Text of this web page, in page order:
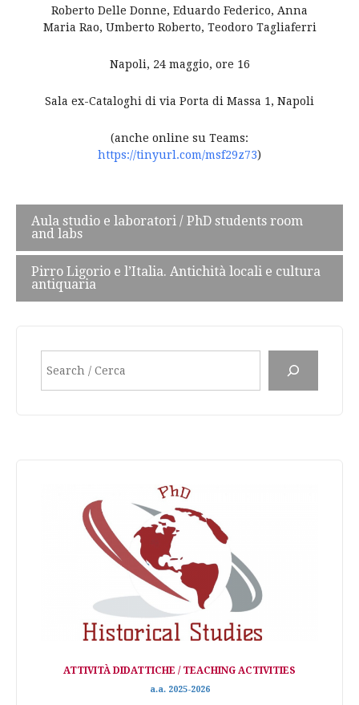
Roberto Delle Donne, Eduardo Federico, Anna
Maria Rao, Umberto Roberto, Teodoro Tagliaferri
Napoli, 24 maggio, ore 16
Sala ex-Cataloghi di via Porta di Massa 1, Napoli
(anche online su Teams:
https://tinyurl.com/msf29z73)
Post
navigation
Aula studio e laboratori / PhD students room
and labs
Pirro Ligorio e l’Italia. Antichità locali e cultura
antiquaria
ATTIVITÀ DIDATTICHE / TEACHING ACTIVITIES
a.a. 2025-2026